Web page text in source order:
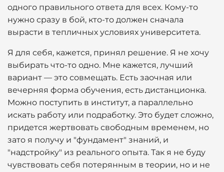
одного правильного ответа для всех. Кому-то
нужно сразу в бой, кто-то должен сначала
вырасти в тепличных условиях университета.
Я для себя, кажется, принял решение. Я не хочу
выбирать что-то одно. Мне кажется, лучший
вариант — это совмещать. Есть заочная или
вечерняя форма обучения, есть дистанционка.
Можно поступить в институт, а параллельно
искать работу или подработку. Это будет сложно,
придется жертвовать свободным временем, но
зато я получу и "фундамент" знаний, и
"надстройку" из реального опыта. Так я не буду
чувствовать себя потерянным в теории, но и не